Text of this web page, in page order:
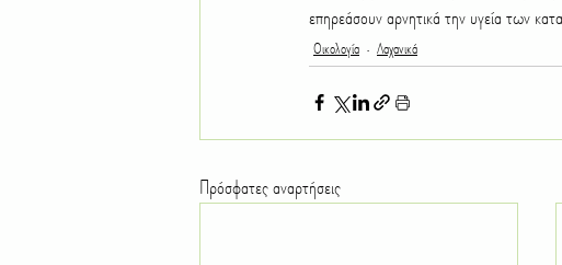
επηρεάσουν αρνητικά την υγεία των
Οικολογία Λαχανικά
Πρόσφατες αναρτήσεις